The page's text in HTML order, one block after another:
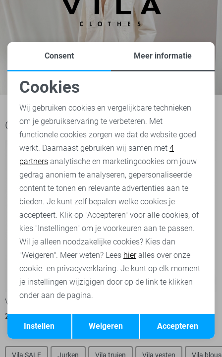
Ook het bekijken waard
-50%
Vila Vest
20,00 39,99
13,20 32,99
Vila SALE Jurken Vila truien Vila vesten Vila
Noodzakelijke cookies
Personalisatie cookies
Analytische cookies
Marketing cookies
Terug Opslaan
Consent Meer informatie
Cookies
Wij gebruiken cookies en vergelijkbare technieken
om je gebruikservaring te verbeteren. Met
functionele cookies zorgen we dat de website goed
werkt. Daarnaast gebruiken wij samen met 4
partners analytische en marketingcookies om jouw
gedrag anoniem te analyseren, gepersonaliseerde
content te tonen en relevante advertenties aan te
bieden. Je kunt zelf bepalen welke cookies je
accepteert. Klik op "Accepteren" voor alle cookies, of
kies "Instellingen" om je voorkeuren aan te passen.
Wil je alleen noodzakelijke cookies? Kies dan
"Weigeren". Meer weten? Lees hieralles over onze
cookie- en privacyverklaring. Je kunt op elk moment
je instellingen wijzigigen door op de link te klikken
onder aan de pagina.
Accepteren
Weigeren
Instellen